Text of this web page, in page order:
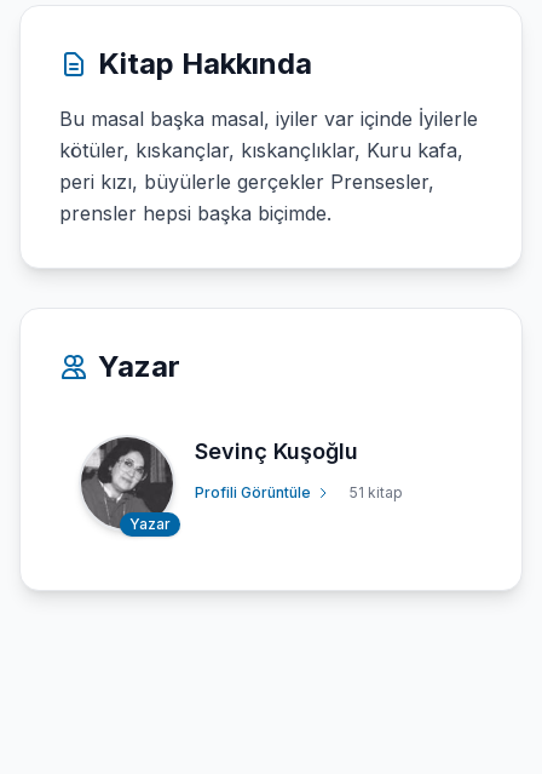
Kitap Hakkında
Bu masal başka masal, iyiler var içinde İyilerle
kötüler, kıskançlar, kıskançlıklar, Kuru kafa,
peri kızı, büyülerle gerçekler Prensesler,
prensler hepsi başka biçimde.
Yazar
Yazar
Sevinç Kuşoğlu
Profili Görüntüle 51 kitap